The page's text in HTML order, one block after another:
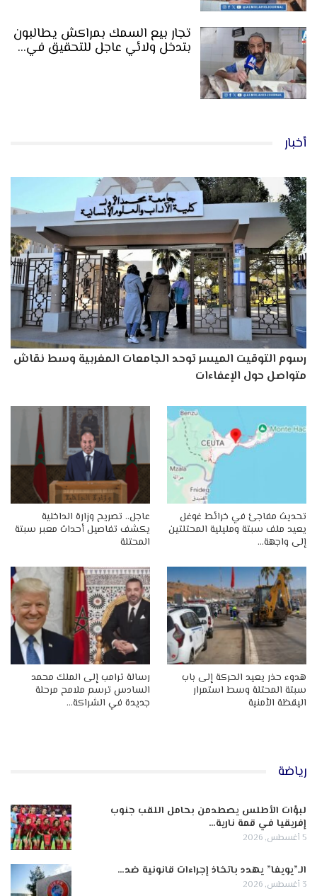
تجار بيع السمك بمراكش يطالبون
بتدخل ولائي عاجل للتحقيق في…
أخبار
رسوم التوقيت الميسر توحد الجامعات المغربية وسط نقاش
متواصل حول الإعفاءات
تحديث مفاجئ في خرائط غوغل
يعيد ملف سبتة ومليلية المحتلتين
إلى واجهة…
عاجل.. تصريح وزارة الداخلية
يكشف تفاصيل أحداث معبر سبتة
المحتلة
هدوء حذر يعيد الحركة إلى باب
سبتة المحتلة وسط استمرار
اليقظة الأمنية
رسالة ترامب إلى الملك محمد
السادس ترسم ملامح مرحلة
جديدة في الشراكة…
رياضة
لبؤات الأطلس يصطدمن بحامل اللقب جنوب
إفريقيا في قمة نارية…
5 أغسطس, 2026
الـ”يويفا” يهدد باتخاذ إجراءات قانونية ضد…
3 أغسطس, 2026